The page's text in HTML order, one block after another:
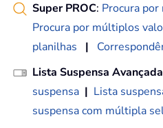
Super PROC: Procura
Procura por múltiplos
planilhas
|
Lista Suspensa Avançada
suspensa | Lista
suspensa com múltipla